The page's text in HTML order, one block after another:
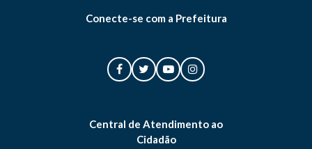
Conecte-se com a Prefeitura
Central de Atendimento ao
Cidadão